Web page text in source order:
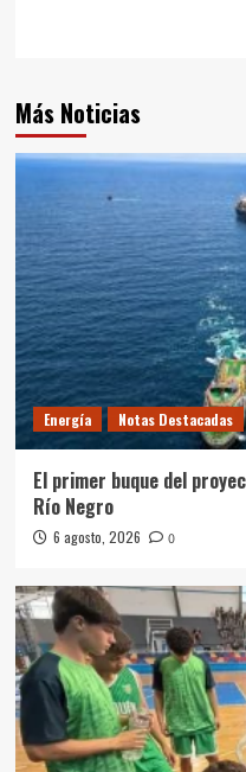
Más Noticias
Energía Notas Destacadas
El primer buque del
Río Negro
6 agosto, 2026 0